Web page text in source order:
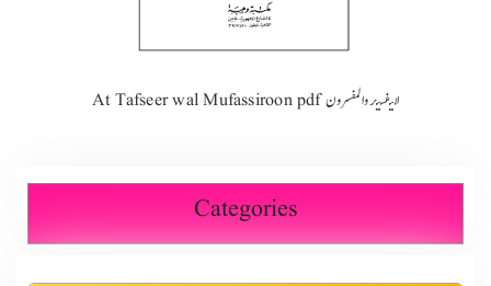
At Tafseer wal Mufassiroon pdf التفسير و المفسرون
Categories